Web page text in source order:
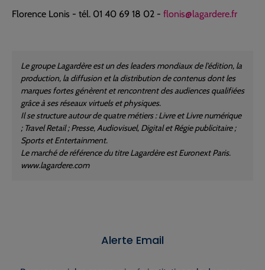
Florence Lonis - tél. 01 40 69 18 02 - flonis@lagardere.fr
Le groupe Lagardère est un des leaders mondiaux de l'édition, la
production, la diffusion et la distribution de contenus dont les
marques fortes génèrent et rencontrent des audiences qualifiées
grâce à ses réseaux virtuels et physiques.
Il se structure autour de quatre métiers : Livre et Livre numérique
; Travel Retail ; Presse, Audiovisuel, Digital et Régie publicitaire ;
Sports et Entertainment.
Le marché de référence du titre Lagardère est Euronext Paris.
www.lagardere.com
Alerte Email